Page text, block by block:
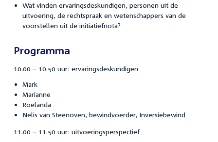
Wat vinden ervaringsdeskundigen, personen uit de
uitvoering, de rechtspraak en wetenschappers van de
voorstellen uit de initiatiefnota?
Programma
10.00 – 10.50 uur: ervaringsdeskundigen
Mark
Marianne
Roelanda
Nelis van Steenoven, bewindvoerder, Inversiebewind
11.00 – 11.50 uur: uitvoeringsperspectief